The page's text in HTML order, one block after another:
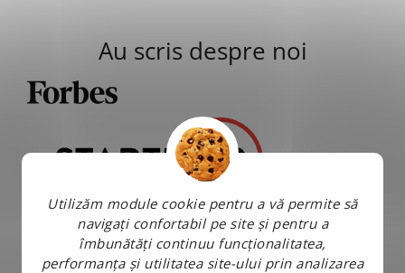
Utilizăm module cookie pentru a vă permite să
navigați confortabil pe site și pentru a
îmbunătăți continuu funcționalitatea,
performanța și utilitatea site-ului prin analizarea
Au scris despre noi